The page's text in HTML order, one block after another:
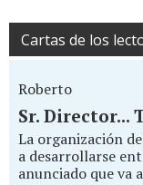
Cartas de los
Roberto
Sr. Director...
La organización
a desarrollarse
anunciado que va